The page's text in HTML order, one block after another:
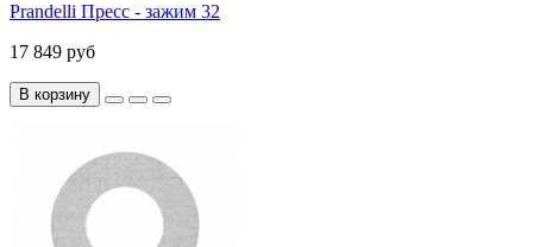
Prandelli Пресс - зажим 32
17 849 руб
В корзину